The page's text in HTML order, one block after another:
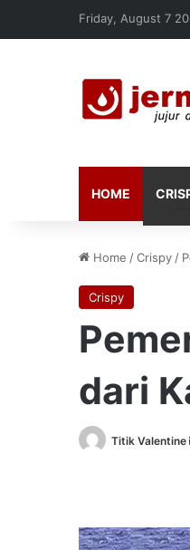
Friday, August 7
HOME
Home /Crispy /
Crispy
dari
Titik Valentine